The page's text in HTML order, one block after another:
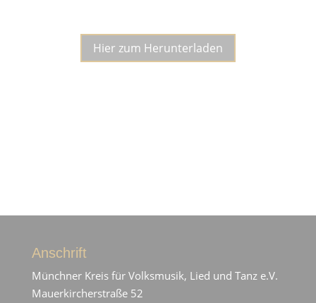
Hier zum Herunterladen
Anschrift
Münchner Kreis für Volksmusik, Lied und Tanz e.V.
Mauerkircherstraße 52